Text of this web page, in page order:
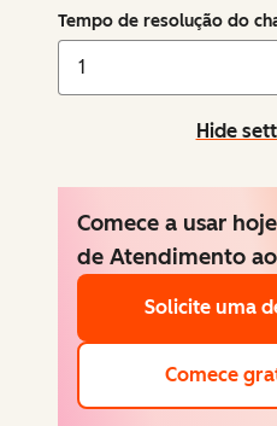
Tempo de resolução do
Hide
Comece a usar
de Atendimento
Solicite uma
Comece